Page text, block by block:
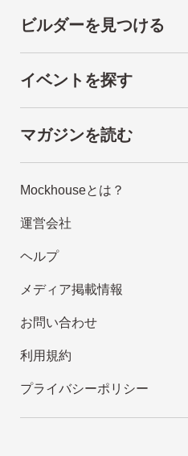
ビルダーを見つける
イベントを探す
マガジンを読む
Mockhouseとは？
運営会社
ヘルプ
メディア掲載情報
お問い合わせ
利用規約
プライバシーポリシー